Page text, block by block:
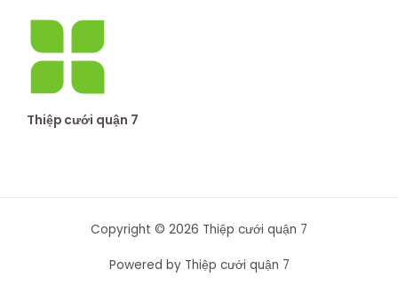
Thiệp cưới quận 7
Copyright © 2026 Thiệp cưới quận 7
Powered by Thiệp cưới quận 7